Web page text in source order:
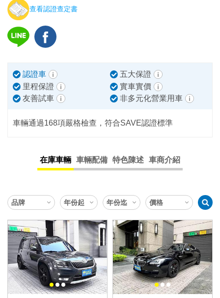
查看認證查定書
認證車
五大保證
里程保證
實車實價
友善試車
非多元化營業用車
車輛通過168項嚴格檢查，符合SAVE認證標準
在庫車輛 車輛配備 特色陳述 車商介紹